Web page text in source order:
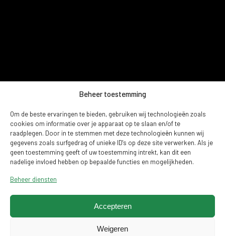
Beheer toestemming
Om de beste ervaringen te bieden, gebruiken wij technologieën zoals
cookies om informatie over je apparaat op te slaan en/of te
raadplegen. Door in te stemmen met deze technologieën kunnen wij
gegevens zoals surfgedrag of unieke ID's op deze site verwerken. Als je
geen toestemming geeft of uw toestemming intrekt, kan dit een
nadelige invloed hebben op bepaalde functies en mogelijkheden.
Beheer diensten
Accepteren
Weigeren
BEKIJK HIER HET
PROJECT.